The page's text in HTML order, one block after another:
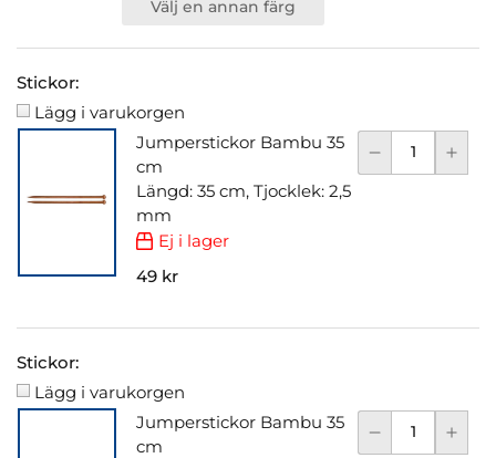
Välj en annan färg
Stickor:
Lägg i varukorgen
Jumperstickor Bambu 35
cm
Längd: 35 cm, Tjocklek: 2,5
mm
Ej i lager
49 kr
Stickor:
Lägg i varukorgen
Jumperstickor Bambu 35
cm